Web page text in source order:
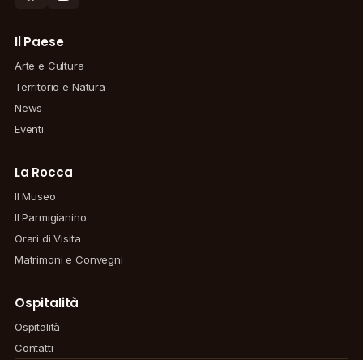
Il Paese
Arte e Cultura
Territorio e Natura
News
Eventi
La Rocca
Il Museo
Il Parmigianino
Orari di Visita
Matrimoni e Convegni
Ospitalità
Ospitalità
Contatti